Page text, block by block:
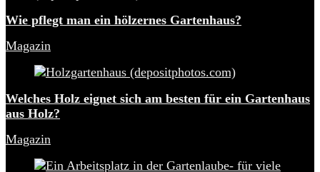
Wie pflegt man ein hölzernes Gartenhaus?
Magazin
Welches Holz eignet sich am besten für ein Gartenhaus
aus Holz?
Magazin